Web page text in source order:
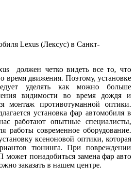
должен четко видеть все то, что
время движения. Поэтому, установке
уделять как можно больше
видимости во время дождя и
монтаж противотуманной оптики.
установка фар автомобиля в
работают опытные специалисты,
работы современное оборудование.
ксеноновой оптики, которая
тюнинга. При повреждении
может понадобиться замена фар авто
заказать в нашем центре.